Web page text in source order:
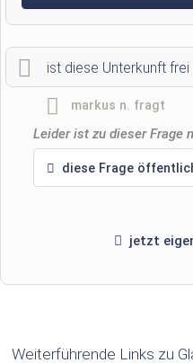
Name
E-Mail-Adresse (wird
ist diese Unterkunft frei
markus n. fragt
Leider ist zu dieser Frage
diese Frage
jetzt
Weiterführende Links zu